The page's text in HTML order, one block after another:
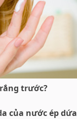
trước?
của nước ép dứa